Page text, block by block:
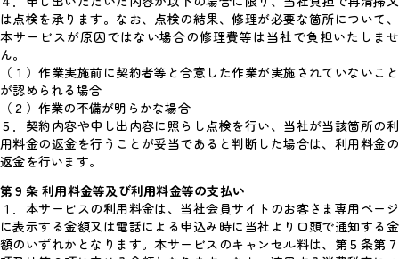
は点検を承ります。なお、点検の結果、修理が必要な箇所について、
本サービスが原因ではない場合の修理費等は当社で負担いたしませ
ん。
（１）作業実施前に契約者等と合意した作業が実施されていないこと
が認められる場合
（２）作業の不備が明らかな場合
５．契約内容や申し出内容に照らし点検を行い、当社が当該箇所の利
用料金の返金を行うことが妥当であると判断した場合は、利用料金の
返金を行います。
第９条 利用料金等及び利用料金等の支払い
１．本サービスの利用料金は、当社会員サイトのお客さま専用ページ
に表示する金額又は電話による申込み時に当社より口頭で通知する金
額のいずれかとなります。本サービスのキャンセル料は、第５条第７